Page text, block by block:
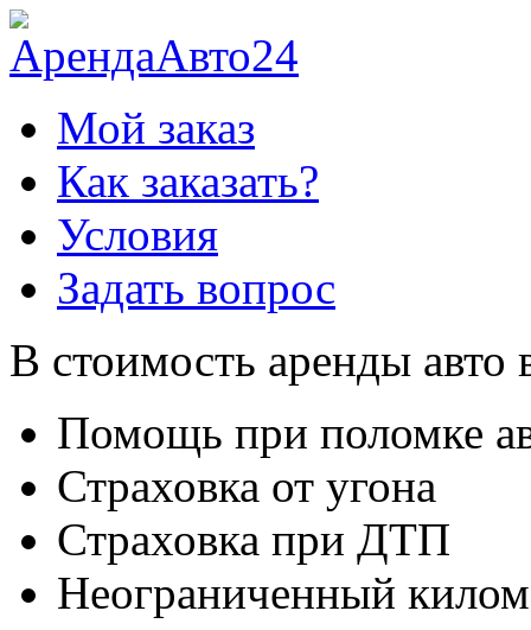
Мой заказ
Как заказать?
Условия
Задать вопрос
В стоимость аренды авто
Помощь при поломке
Страховка от угона
Страховка при ДТП
Неограниченный